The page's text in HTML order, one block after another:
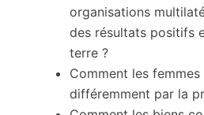
organisations
des résultats positifs
terre ?
Comment les
différemment par la